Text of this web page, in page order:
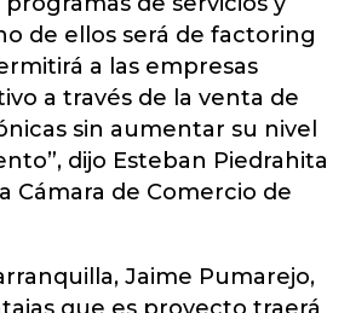
de ellos será de factoring
a las empresas
a través de la venta de
sin aumentar su nivel
dijo Esteban Piedrahita
Cámara de Comercio de
Jaime Pumarejo,